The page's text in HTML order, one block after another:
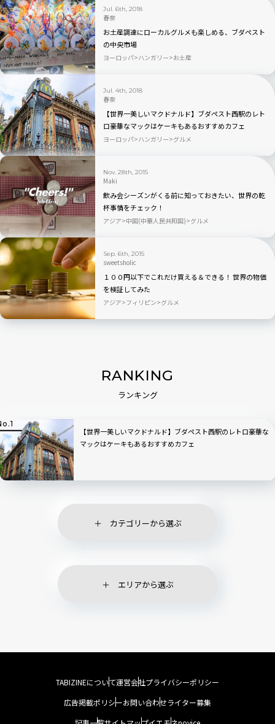
Jul. 6th, 2018
春奈
お土産調達にローカルグルメも楽しめる、ブダペスト
の中央市場
ヨーロッパ ハンガリー お土産
Jul. 4th, 2018
春奈
【世界一美しいマクドナルド】ブダペスト西駅のレト
ロ豪華なマックはケーキもあるおすすめカフェ
ヨーロッパ ハンガリー グルメ
Nov. 28th, 2015
Maki
飲み会シーズンがくる前に知っておきたい、世界の乾
杯事情をチェック！
アジア 中国(中華人民共和国) グルメ
Sep. 6th, 2015
sweetsholic
１００円以下でこれだけ買える＆できる！ 世界の物価
を検証してみた
アジア フィリピン グルメ
RANKING
ランキング
【世界一美しいマクドナルド】ブダペスト西駅のレトロ豪華な
マックはケーキもあるおすすめカフェ
カテゴリーから選ぶ
エリアから選ぶ
TABIZINEについて運営会社プライバシーポリシー
広告掲載ポリシーお問い合わせライター募集